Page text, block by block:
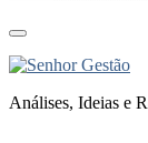
Análises, Ideias e